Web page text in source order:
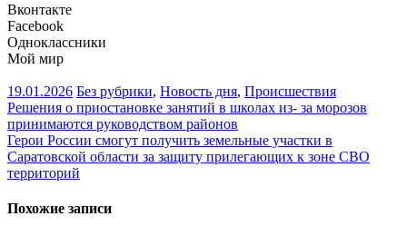
Вконтакте
Facebook
Одноклассники
Мой мир
19.01.2026 Без рубрики, Новость дня, Происшествия
Навигация
по
записям
Решения о приостановке занятий в школах из- за морозов
принимаются руководством районов
Герои России смогут получить земельные участки в
Саратовской области за защиту прилегающих к зоне СВО
территорий
Похожие записи